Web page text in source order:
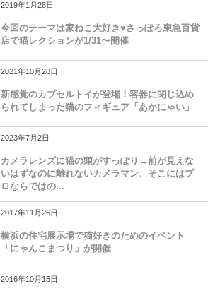
2019年1月28日
今回のテーマは家ねこ大好き♥さっぽろ東急百貨
店で猫レクションが1/31〜開催
2021年10月28日
新感覚のカプセルトイが登場！容器に閉じ込め
られてしまった猫のフィギュア「あかにゃい」
2023年7月2日
カメラレンズに猫の頭がすっぽり→前が見えな
いはずなのに離れないカメラマン、そこにはプ
ロならではの...
2017年11月26日
横浜の住宅展示場で猫好きのためのイベント
「にゃんこまつり」が開催
2016年10月15日